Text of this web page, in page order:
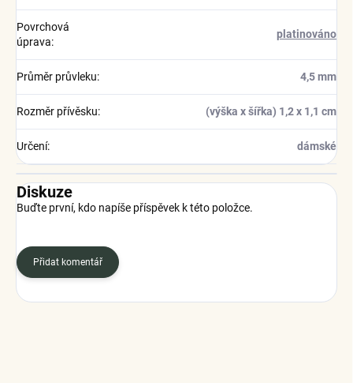
Povrchová
úprava:
platinováno
Průměr průvleku: 4,5 mm
Rozměr přívěsku: (výška x šířka) 1,2 x 1,1 cm
Určení: dámské
Diskuze
Buďte první, kdo napíše příspěvek k této položce.
Přidat komentář